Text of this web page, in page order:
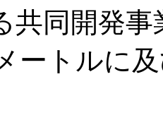
共同開発
ートルに